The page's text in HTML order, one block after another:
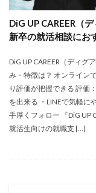
DiG UP CAREER（
新卒の就活相談にお
DiG UP CAREER（ディグ
み・特徴は？ オンライン
り評価が把握できる 評価
を出来る ・LINEで気軽に
手厚くフォロー 『DiG UP
就活生向けの就職支 […]
怪しい
優
内定がもらえない
内定出るのが早い
何個
何が
体育会系